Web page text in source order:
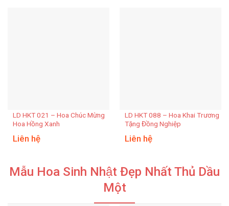
LD HKT 021 – Hoa Chúc Mừng
Hoa Hồng Xanh
Liên hệ
LD HKT 088 – Hoa Khai Trương
Tặng Đồng Nghiệp
Liên hệ
Mẫu Hoa Sinh Nhật Đẹp Nhất Thủ Dầu
Một